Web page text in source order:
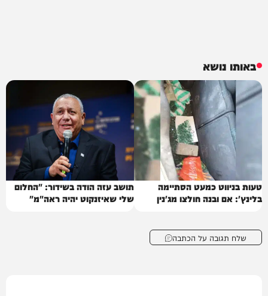
באותו נושא
טעות בניווט כמעט הסתיימה
בלינץ': אם ובנה חולצו מג'נין
תושב עזה הודה בשידור: "החלום
שלי שאיזנקוט יהיה ראה"מ"
שלח תגובה על הכתבה